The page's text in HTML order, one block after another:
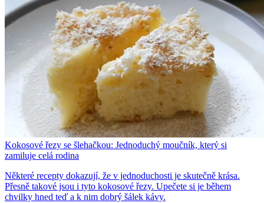
Kokosové řezy se šlehačkou: Jednoduchý moučník, který si
zamiluje celá rodina
Některé recepty dokazují, že v jednoduchosti je skutečně krása.
Přesně takové jsou i tyto kokosové řezy. Upečete si je během
chvilky hned teď a k nim dobrý šálek kávy.